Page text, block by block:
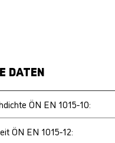
DATEN
ÖN EN 1015-10:
ÖN EN 1015-12: